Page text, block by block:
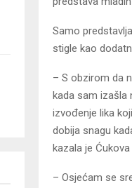
Samo
stigle kao
– S obzirom da
kada sam izašla
izvođenje lika
dobija snagu
kazala je
– Osjećam se